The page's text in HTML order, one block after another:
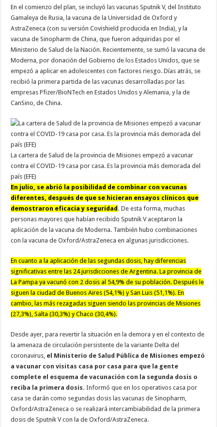
En el comienzo del plan, se incluyó las vacunas Sputnik V, del Instituto
Gamaleya de Rusia, la vacuna de la Universidad de Oxford y
AstraZeneca (con su versión Covishield producida en India), y la
vacuna de Sinopharm de China, que fueron adquiridas por el
Ministerio de Salud de la Nación. Recientemente, se sumó la vacuna de
Moderna, por donación del Gobierno de los Estados Unidos, que se
empezó a aplicar en adolescentes con factores riesgo. Días atrás, se
recibió la primera partida de las vacunas desarrolladas por las
empresas Pfizer/BioNTech en Estados Unidos y Alemania, y la de
CanSino, de China.
La cartera de Salud de la provincia de Misiones empezó a vacunar
contra el COVID-19 casa por casa. Es la provincia más demorada del
país (EFE)
En julio, se abrió la posibilidad de combinar con vacunas
diferentes, después de que se hicieran ensayos clínicos que
demostraron eficacia y seguridad. De esta forma, muchas
personas mayores que habían recibido Sputnik V aceptaron la
aplicación de la vacuna de Moderna. También hubo combinaciones
con la vacuna de Oxford/AstraZeneca en algunas jurisdicciones.
En cuanto a la aplicación de las segundas dosis, hay diferencias
significativas entre las 24 jurisdicciones de Argentina. La provincia de
La Pampa ya vacunó con 2 dosis al 54,9% de su población. Después le
siguen la ciudad de Buenos Aires (54,1%) y San Luis (51,1%). En
cambio, las más rezagadas siguen siendo las provincias de Misiones
(27,3%), Salta (30,3%) y Chaco (30,4%).
Desde ayer, para revertir la situación en la demora y en el contexto de
la amenaza de circulación persistente de la variante Delta del
coronavirus, el Ministerio de Salud Pública de Misiones empezó
a vacunar con visitas casa por casa para que la gente
complete el esquema de vacunación con la segunda dosis o
reciba la primera dosis. Informó que en los operativos casa por
casa se darán como segundas dosis las vacunas de Sinopharm,
Oxford/AstraZeneca o se realizará intercambiabilidad de la primera
dosis de Sputnik V con la de Oxford/AstraZeneca.